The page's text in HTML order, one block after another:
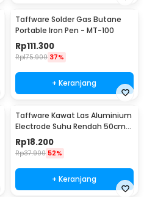
Taffware Solder Gas Butane
Portable Iron Pen - MT-100
Rp111.300
Rp175.900 37%
+ Keranjang
Taffware Kawat Las Aluminium
Electrode Suhu Rendah 50cm
20 PCS 2.0mm - M127271
Rp18.200
Rp37.900 52%
+ Keranjang